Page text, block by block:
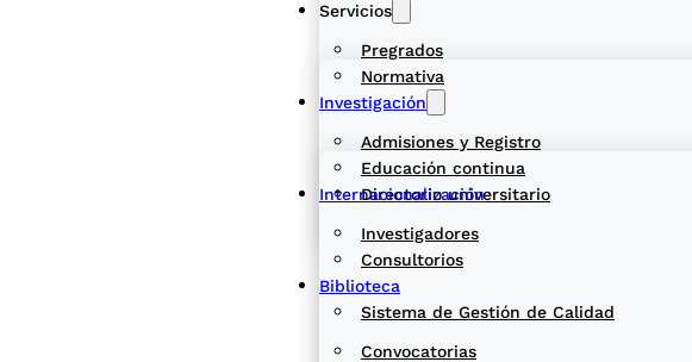
Normativa
Directorio universitario
Sistema de Gestión de Calidad
Pregrados
Educación continua
Servicios
Admisiones y Registro
Consultorios
Investigación
Investigadores
Convocatorias
Internacionalización
Biblioteca